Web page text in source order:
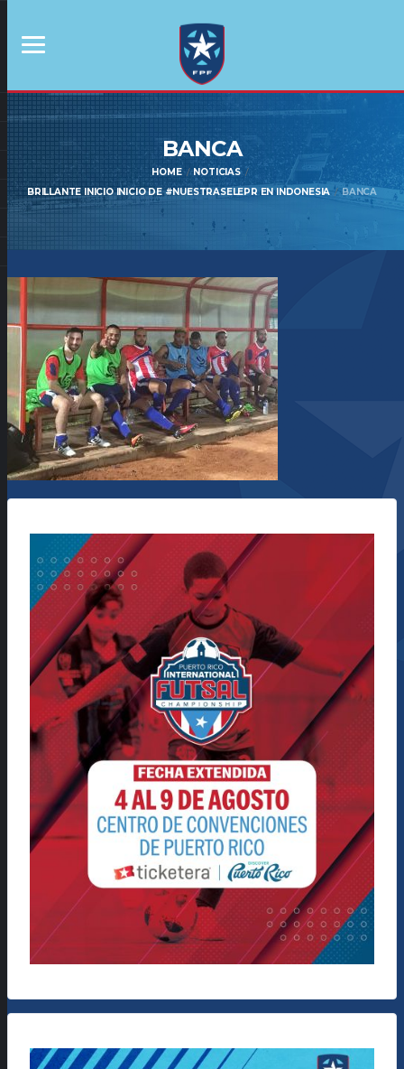
BANCA
HOME
NOTICIAS
BRILLANTE INICIO INICIO DE #NUESTRASELEPR EN INDONESIA
BANCA